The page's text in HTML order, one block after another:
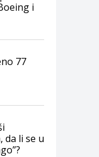
i
77
da li se u